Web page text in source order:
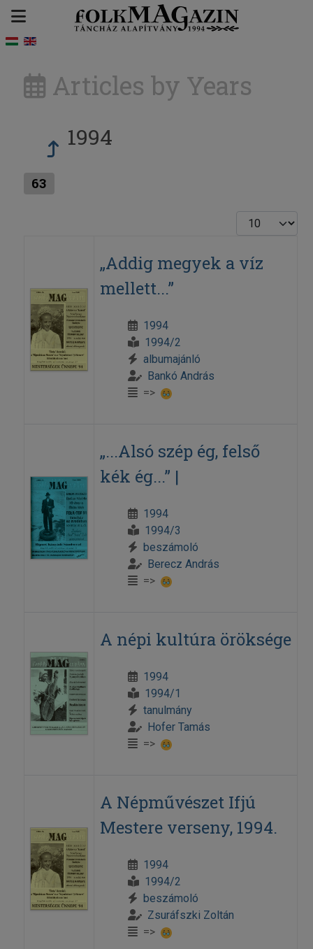
Articles by Years
1994
63
Display #
„Addig megyek a víz
mellett...”
1994
1994/2
albumajánló
Bankó András
=>
„...Alsó szép ég, felső
kék ég...” |
1994
1994/3
beszámoló
Berecz András
=>
A népi kultúra öröksége
1994
1994/1
tanulmány
Hofer Tamás
=>
A Népművészet Ifjú
Mestere verseny, 1994.
1994
1994/2
beszámoló
Zsuráfszki Zoltán
=>